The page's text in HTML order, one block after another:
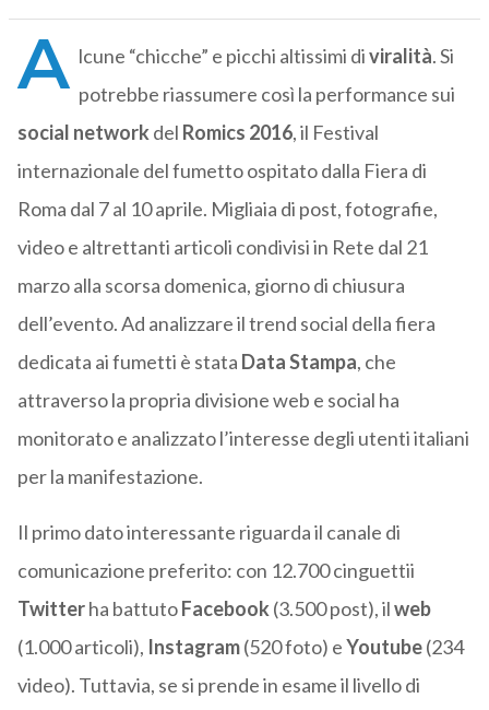
A lcune “chicche” e picchi altissimi diviralità. Si
potrebbe riassumere così la performance sui
social networkdel Romics 2016, il Festival
internazionale del fumetto ospitato dalla Fiera di
Roma dal 7 al 10 aprile. Migliaia di post, fotografie,
video e altrettanti articoli condivisi in Rete dal 21
marzo alla scorsa domenica, giorno di chiusura
dell’evento. Ad analizzare il trend social della fiera
dedicata ai fumetti è stata Data Stampa, che
attraverso la propria divisione web e social ha
monitorato e analizzato l’interesse degli utenti italiani
per la manifestazione.
Il primo dato interessante riguarda il canale di
comunicazione preferito: con 12.700 cinguettii
Twitterha battutoFacebook(3.500 post), ilweb
(1.000 articoli), Instagram(520 foto) eYoutube(234
video). Tuttavia, se si prende in esame il livello di